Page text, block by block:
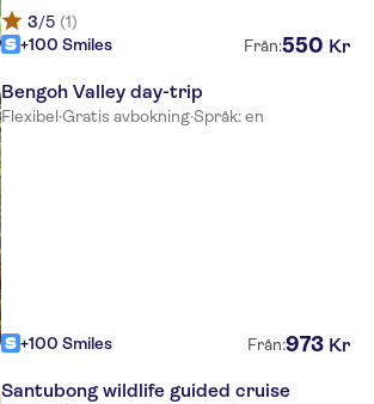
3/5 (1)
+100 Smiles
Från:550 Kr
Bengoh Valley day-trip
Flexibel·Gratis avbokning·Språk: en
+100 Smiles Från:973 Kr
Santubong wildlife guided cruise